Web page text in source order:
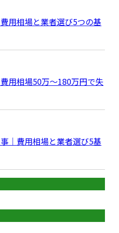
用相場と業者選び5つの基
用相場50万〜180万円で失
｜費用相場と業者選び5基